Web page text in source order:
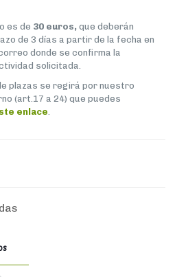
es de 30 euros, que deberán
de 3 días a partir de la fecha en
donde se confirma la
solicitada.
plazas se regirá por nuestro
(art.17 a 24) que puedes
enlace